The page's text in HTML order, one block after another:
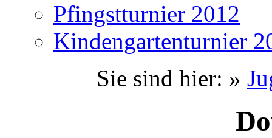
Pfingstturnier 2012
Kindengartenturnier
Sie sind hier: »